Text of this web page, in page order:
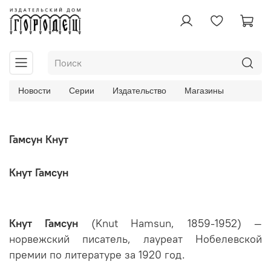
Новости Серии Издательство Магазины
Гамсун Кнут
Кнут Гамсун
Кнут Гамсун (Knut Hamsun, 1859-1952) —
норвежский писатель, лауреат Нобелевской
премии по литературе за 1920 год.